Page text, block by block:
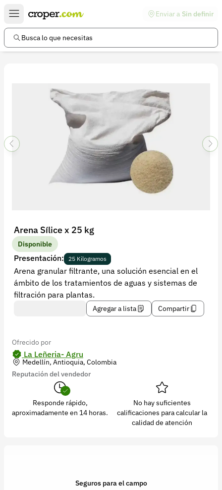
Enviar a Sin definir
Busca lo que necesitas
Arena Sílice x 25 kg
Disponible
Presentación: 25 Kilogramos
Arena granular filtrante, una solución esencial en el
ámbito de los tratamientos de aguas y sistemas de
filtración para plantas.
Agregar a lista Compartir
Ofrecido por
La Leñeria- Agru
Medellín, Antioquia, Colombia
Reputación del vendedor
Responde rápido,
aproximadamente en 14 horas.
No hay suficientes
calificaciones para calcular la
calidad de atención
Seguros para el campo
Enlaces de interés
Preguntas frecuentes
Información legal
Términos y condiciones
Política de devoluciones
Política de privacidad
Recuperar contraseña
Contacto
Soporte
+57 323 2931928
Versión 5.44.0
Síguenos